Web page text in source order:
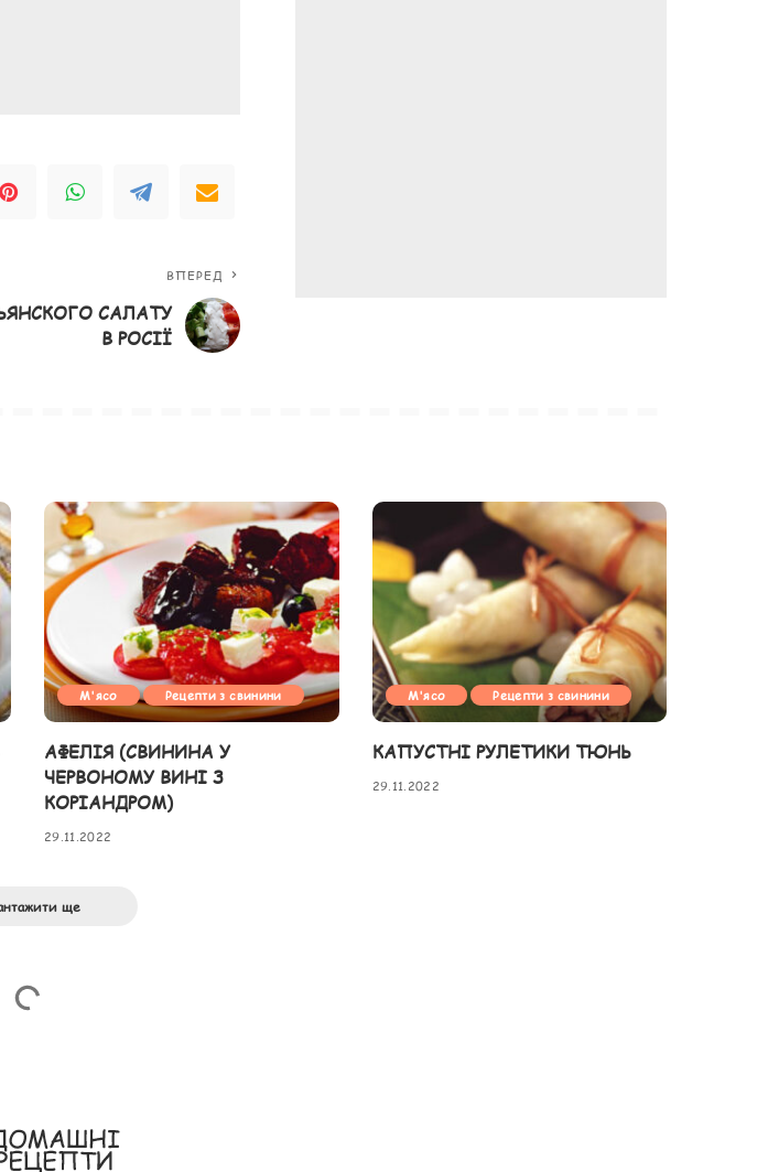
ВПЕРЕД
САЛАТУ
В РОСІЇ
М'ясо Рецепти з свинини
АФЕЛІЯ (СВИНИНА У
ЧЕРВОНОМУ ВИНІ З
КОРІАНДРОМ)
29.11.2022
М'ясо Рецепти з свинини
КАПУСТНІ РУЛЕТИКИ ТЮНЬ
29.11.2022
ще